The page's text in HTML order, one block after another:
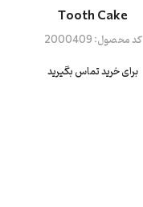
Tooth Cake
برای خرید تماس بگیرید
کد محصول:2000409